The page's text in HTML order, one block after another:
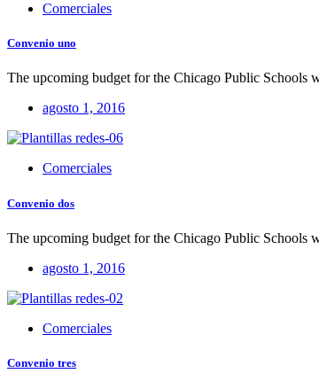
Comerciales
Convenio uno
The upcoming budget for the Chicago Public Schools
agosto 1, 2016
Comerciales
Convenio dos
The upcoming budget for the Chicago Public Schools
agosto 1, 2016
Comerciales
Convenio tres